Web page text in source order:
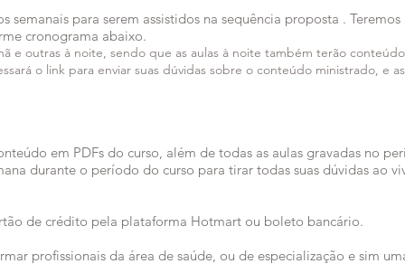
semanais para serem assistidos na sequência proposta .
cronograma abaixo.
e outras à noite, sendo que as aulas à noite também terão
o link para enviar suas dúvidas sobre o conteúdo ministrado, e
em PDFs do curso, além de todas as aulas gravadas no
durante o período do curso para tirar todas suas dúvidas ao
de crédito pela plataforma Hotmart ou boleto bancário.
profissionais da área de saúde, ou de especialização e sim